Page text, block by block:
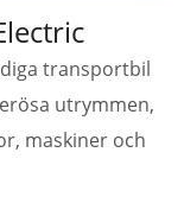
transportbil
utrymmen,
maskiner och